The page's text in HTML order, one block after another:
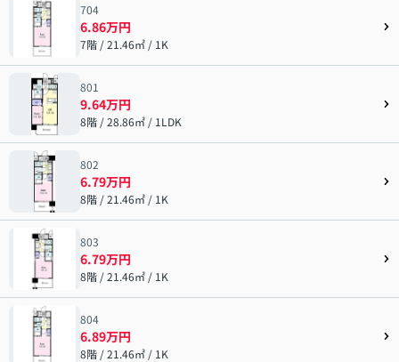
704
6.86万円
7階 / 21.46㎡ / 1K
801
9.64万円
8階 / 28.86㎡ / 1LDK
802
6.79万円
8階 / 21.46㎡ / 1K
803
6.79万円
8階 / 21.46㎡ / 1K
804
6.89万円
8階 / 21.46㎡ / 1K